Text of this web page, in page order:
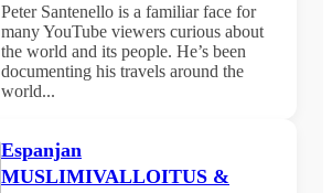
Peter Santenello is a familiar face for
many YouTube viewers curious about
the world and its people. He’s been
documenting his travels around the
world...
Espanjan
MUSLIMIVALLOITUS &